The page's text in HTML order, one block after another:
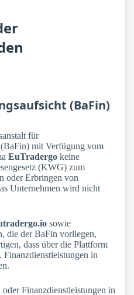
(BaFin)
für
mit Verfügung vom
EuTradergo keine
(KWG) zum
oder Erbringen von
Unternehmen wird nicht
sowie
die der BaFin vorliegen,
dass über die Plattform
Finanzdienstleistungen in
Finanzdienstleistungen in